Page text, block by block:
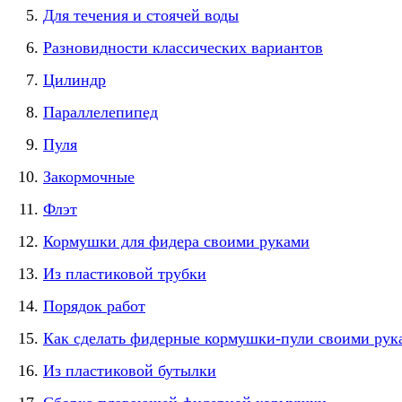
Для течения и стоячей воды
Разновидности классических вариантов
Цилиндр
Параллелепипед
Пуля
Закормочные
Флэт
Кормушки для фидера своими руками
Из пластиковой трубки
Порядок работ
Как сделать фидерные кормушки-пули своими
Из пластиковой бутылки